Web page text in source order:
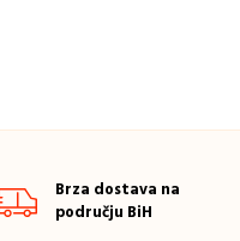
Brza dostava na
području BiH